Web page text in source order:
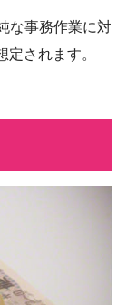
な事務作業に対
されます。